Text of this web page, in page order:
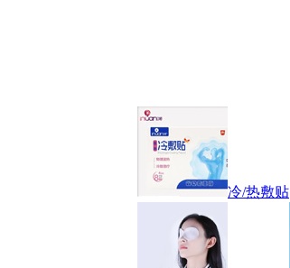
冷/热敷贴